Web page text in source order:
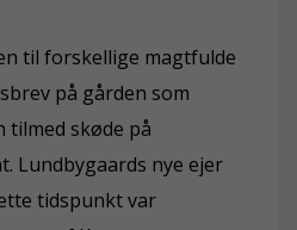
til forskellige magtfulde
på gården som
tilmed skøde på
Lundbygaards nye ejer
tidspunkt var